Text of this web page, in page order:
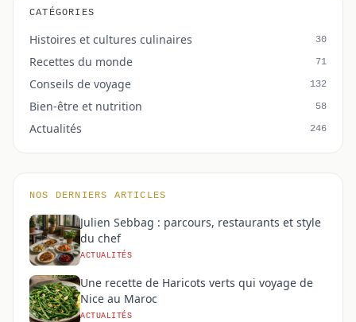
CATÉGORIES
Histoires et cultures culinaires 30
Recettes du monde 71
Conseils de voyage 132
Bien-être et nutrition 58
Actualités 246
NOS DERNIERS ARTICLES
Julien Sebbag : parcours, restaurants et style
du chef
ACTUALITÉS
Une recette de Haricots verts qui voyage de
Nice au Maroc
ACTUALITÉS